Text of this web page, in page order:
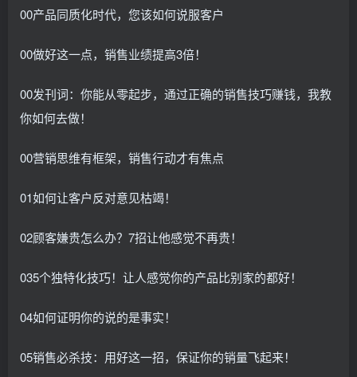
00产品同质化时代，您该如何说服客户
00做好这一点，销售业绩提高3倍！
00发刊词：你能从零起步，通过正确的销售技巧赚钱，我教
你如何去做！
00营销思维有框架，销售行动才有焦点
01如何让客户反对意见枯竭！
02顾客嫌贵怎么办？7招让他感觉不再贵！
035个独特化技巧！让人感觉你的产品比别家的都好！
04如何证明你的说的是事实！
05销售必杀技：用好这一招，保证你的销量飞起来！